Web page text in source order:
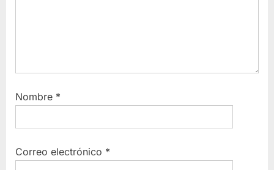
Nombre *
Correo electrónico *